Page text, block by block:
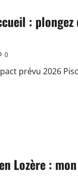
:
0
prévu 2026
Lozère :